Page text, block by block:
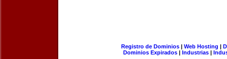
Registro de Dominios| Web Hosting |
Dominios Expirados | Industrias |